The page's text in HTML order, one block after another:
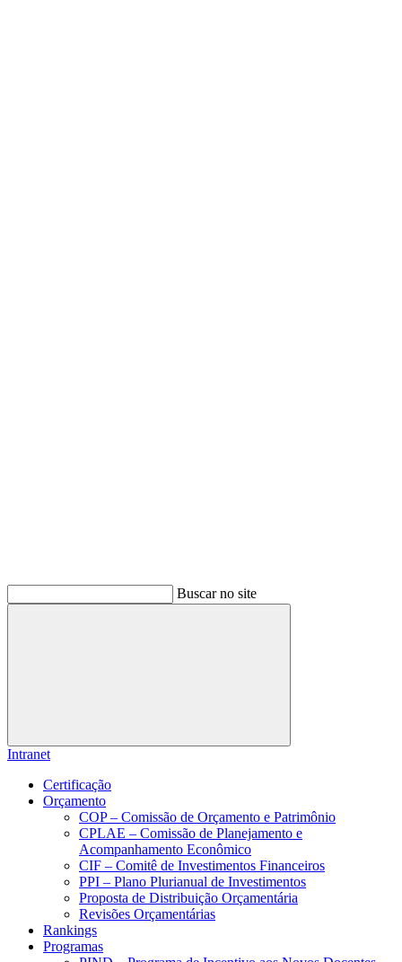
Buscar no site
Buscar
Intranet
Certificação
Orçamento
COP – Comissão de Orçamento e Patrimônio
CPLAE – Comissão de Planejamento e
Acompanhamento Econômico
CIF – Comitê de Investimentos Financeiros
PPI – Plano Plurianual de Investimentos
Proposta de Distribuição Orçamentária
Revisões Orçamentárias
Rankings
Programas